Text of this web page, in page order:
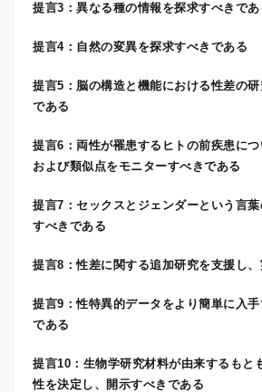
提言3：異なる種の情報を探求すべきであ
提言4：自然の変異を探求すべきである
提言5：脳の構造と機能における性差の
である
提言6：両性が罹患するヒトの前疾患に
および類似点をモニターすべきである
提言7：セックスとジェンダーという言
すべきである
提言8：性差に関する追加研究を支援し
提言9：性特異的データをより簡単に入
である
提言10：生物学研究材料が由来するもと
性を決定し、開示すべきである